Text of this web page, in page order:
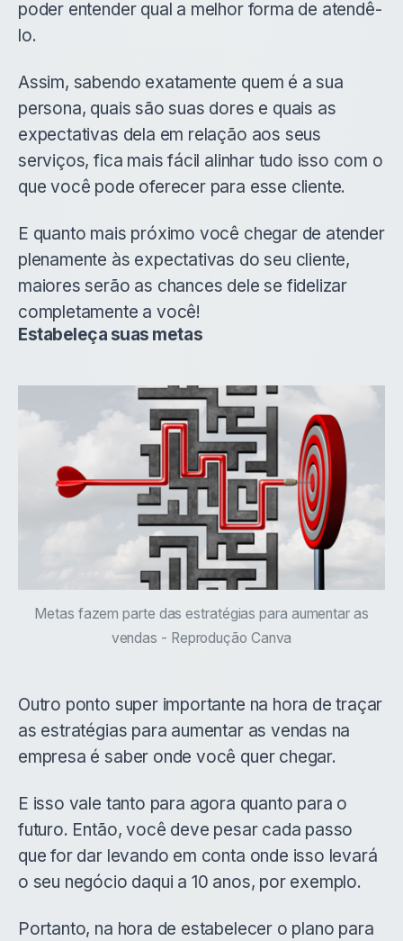
poder entender qual a melhor forma de atendê-
lo.
Assim, sabendo exatamente quem é a sua
persona, quais são suas dores e quais as
expectativas dela em relação aos seus
serviços, fica mais fácil alinhar tudo isso com o
que você pode oferecer para esse cliente.
E quanto mais próximo você chegar de atender
plenamente às expectativas do seu cliente,
maiores serão as chances dele se fidelizar
completamente a você!
Estabeleça suas metas
Metas fazem parte das estratégias para aumentar as
vendas - Reprodução Canva
Outro ponto super importante na hora de traçar
as estratégias para aumentar as vendas na
empresa é saber onde você quer chegar.
E isso vale tanto para agora quanto para o
futuro. Então, você deve pesar cada passo
que for dar levando em conta onde isso levará
o seu negócio daqui a 10 anos, por exemplo.
Portanto, na hora de estabelecer o plano para